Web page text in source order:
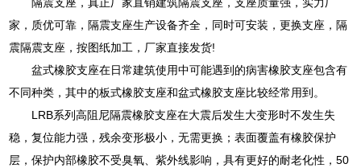
隔震支座，真正厂家直销建筑隔震支座，支座质量强，实力厂
家，质优可靠，隔震支座生产设备齐全，同时可安装，更换支座，隔
震隔震支座，按图纸加工，厂家直接发货!
盆式橡胶支座在日常建筑使用中可能遇到的病害橡胶支座包含有
不同种类，其中的板式橡胶支座和盆式橡胶支座比较经常用到。
LRB系列高阻尼隔震橡胶支座在大震后发生大变形时不发生失
稳，复位能力强，残余变形极小，无需更换；表面覆盖有橡胶保护
层，保护内部橡胶不受臭氧、紫外线影响，具有更好的耐老化性，50